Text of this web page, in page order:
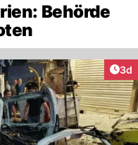
Behörde
3d